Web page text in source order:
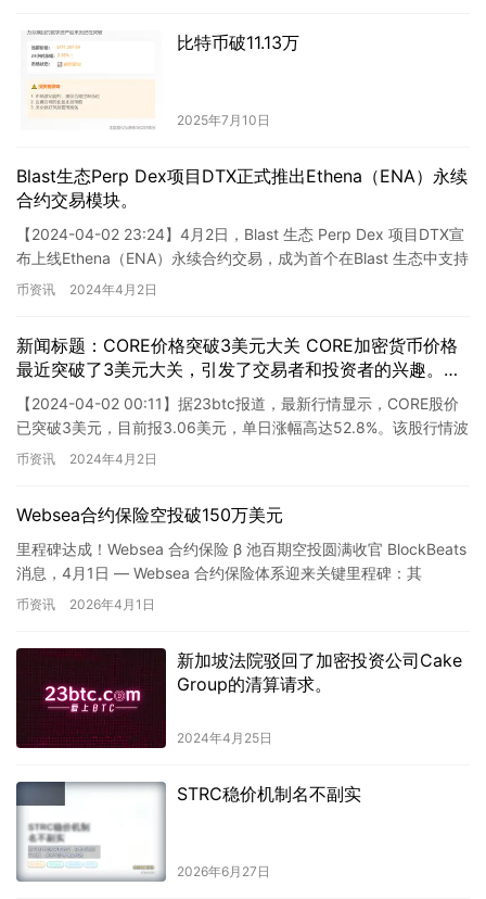
比特币破11.13万
2025年7月10日
Blast生态Perp Dex项目DTX正式推出Ethena（ENA）永续
合约交易模块。
【2024-04-02 23:24】4月2日，Blast 生态 Perp Dex 项目DTX宣
布上线Ethena（ENA）永续合约交易，成为首个在Blast 生态中支持
ENA永续合…
币资讯 2024年4月2日
新闻标题：CORE价格突破3美元大关 CORE加密货币价格
最近突破了3美元大关，引发了交易者和投资者的兴趣。在
过去的几个月里，CORE的价格一直表现出极强的上涨势
头，令人印象深刻。这一价格上涨的原因是多方面的，包括
市场需求增加和用户信任度的提高。 CORE的成功归功于其
强大的技术、可持续性的商业模式和优秀的治理结构。
的声誉。 CORE的未来发展前景看好，这也促使交易者和投
货币市场非常波动，投资者应该根据自己的风险承受能力进
行投资决策。
【2024-04-02 00:11】据23btc报道，最新行情显示，CORE股价
已突破3美元，目前报3.06美元，单日涨幅高达52.8%。该股行情波
动较为明显，请投资者注意风险控制…
币资讯 2024年4月2日
Websea合约保险空投破150万美元
里程碑达成！Websea 合约保险 β 池百期空投圆满收官 BlockBeats
消息，4月1日 — Websea 合约保险体系迎来关键里程碑：其
β（Beta）池第 100 期空…
币资讯 2026年4月1日
新加坡法院驳回了加密投资公司Cake
Group的清算请求。
2024年4月25日
STRC稳价机制名不副实
2026年6月27日